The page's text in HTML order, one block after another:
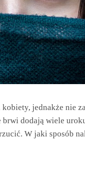
jednakże nie
brwi dodają wiele
W jaki sposób